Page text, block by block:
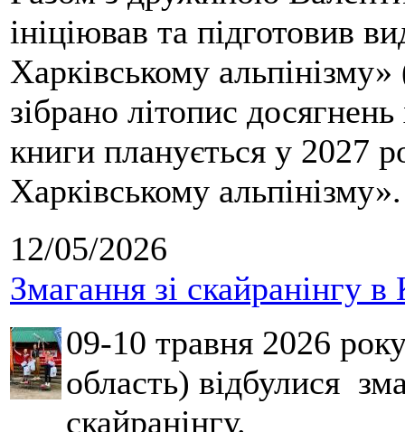
ініціював та підготовив
Харківському
зібрано літопис
книги планується у 2027
Харківському альпінізму».
12/05/2026
Змагання зі скайранінгу в
09-10 травня 2026
область) відбулися
скайранінгу.